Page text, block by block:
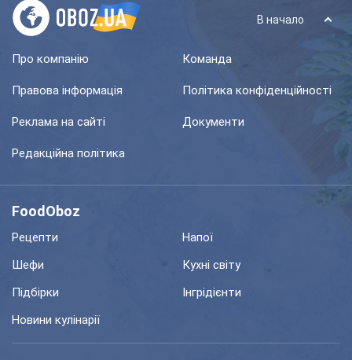
В начало
Про компанію Команда
Правова інформація Політика конфіденційності
Реклама на сайті Документи
Редакційна політика
FoodOboz
Рецепти
Напої
Шефи
Кухні світу
Підбірки
Інгрідієнти
Новини кулінарії